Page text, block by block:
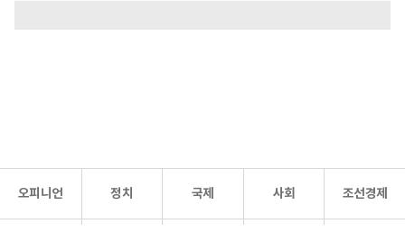
오피니언 정치 국제 사회 조선경제